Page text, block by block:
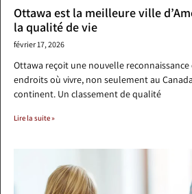
Ottawa est la meilleure ville
la qualité de vie
février 17, 2026
Ottawa reçoit une nouvelle
endroits où vivre, non seulement au
continent. Un classement de qualité
Lire la suite »